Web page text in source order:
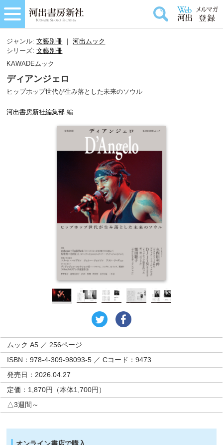
ジャンル:文藝別冊 ｜河出ムック
シリーズ:文藝別冊
KAWADEムック
ディアンジェロ
ヒップホップ世代が生み落とした未来のソウル
河出書房新社編集部 編
ムック A5 ／ 256ページ
ISBN：978-4-309-98093-5 ／ Cコード：9473
発売日：2026.04.27
定価：1,870円（本体1,700円）
△3週間～